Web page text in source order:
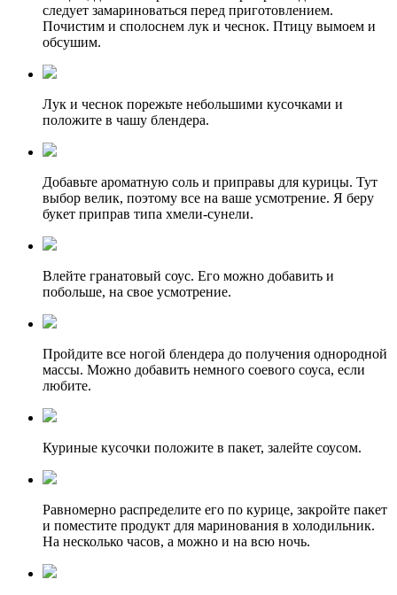
следует замариноваться перед приготовлением.
Почистим и сполоснем лук и чеснок. Птицу вымоем и
обсушим.
Лук и чеснок порежьте небольшими кусочками и
положите в чашу блендера.
Добавьте ароматную соль и приправы для курицы. Тут
выбор велик, поэтому все на ваше усмотрение. Я беру
букет приправ типа хмели-сунели.
Влейте гранатовый соус. Его можно добавить и
побольше, на свое усмотрение.
Пройдите все ногой блендера до получения однородной
массы. Можно добавить немного соевого соуса, если
любите.
Куриные кусочки положите в пакет, залейте соусом.
Равномерно распределите его по курице, закройте пакет
и поместите продукт для маринования в холодильник.
На несколько часов, а можно и на всю ночь.